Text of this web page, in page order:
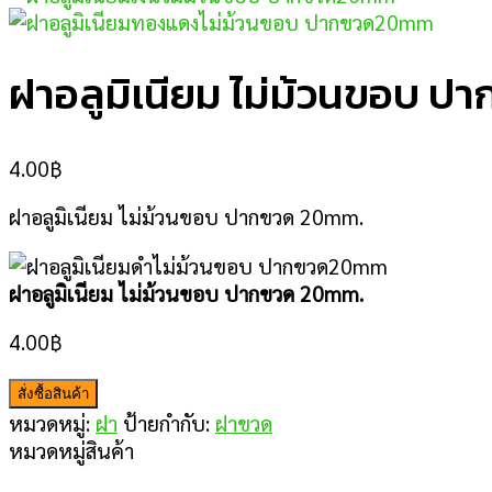
ฝาอลูมิเนียม ไม่ม้วนขอบ ป
4.00฿
ฝาอลูมิเนียม ไม่ม้วนขอบ ปากขวด 20mm.
ฝาอลูมิเนียม ไม่ม้วนขอบ ปากขวด 20mm.
4.00฿
สั่งซื้อสินค้า
หมวดหมู่: ฝา ป้ายกำกับ: ฝาขวด
หมวดหมู่สินค้า